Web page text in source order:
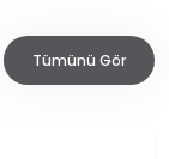
Tümünü Gör